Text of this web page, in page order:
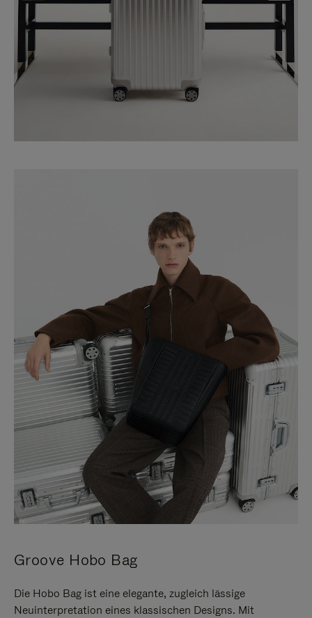
Groove Hobo Bag
Die Hobo Bag ist eine elegante, zugleich lässige
Neuinterpretation eines klassischen Designs. Mit